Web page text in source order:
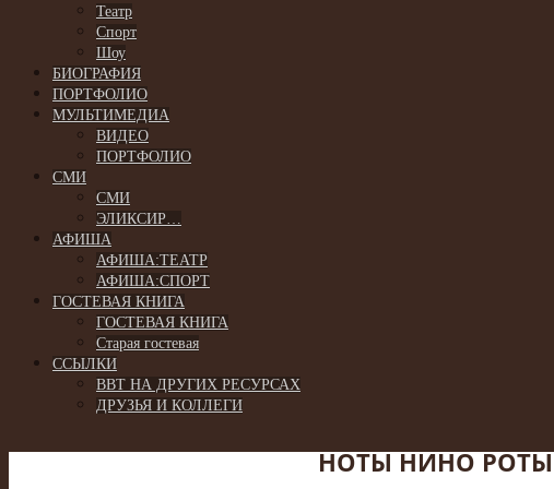
Театр
Спорт
Шоу
БИОГРАФИЯ
ПОРТФОЛИО
МУЛЬТИМЕДИА
ВИДЕО
ПОРТФОЛИО
СМИ
СМИ
ЭЛИКСИР…
АФИША
АФИША:ТЕАТР
АФИША:СПОРТ
ГОСТЕВАЯ КНИГА
ГОСТЕВАЯ КНИГА
Старая гостевая
ССЫЛКИ
ВВТ НА ДРУГИХ РЕСУРСАХ
ДРУЗЬЯ И КОЛЛЕГИ
НОТЫ НИНО РОТЫ